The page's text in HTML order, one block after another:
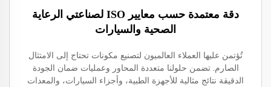
دقة معتمدة حسب معايير ISO لصناعتي الرعاية
الصحية والسيارات
تُؤتمن عليها العملاء العالميون لتصنيع مكونات تحتاج إلى الامتثال
الصارم. تضمن حلولنا متعددة المحاور وعمليات ضمان الجودة
الدقيقة نتائج مثالية للأجهزة الطبية، وأجزاء السيارات، والمعدات